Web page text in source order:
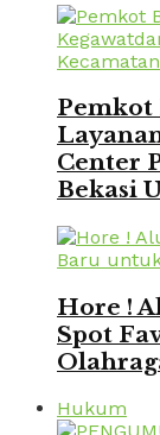
Pemkot
Center
Bekasi
Hore !
Spot
Hukum